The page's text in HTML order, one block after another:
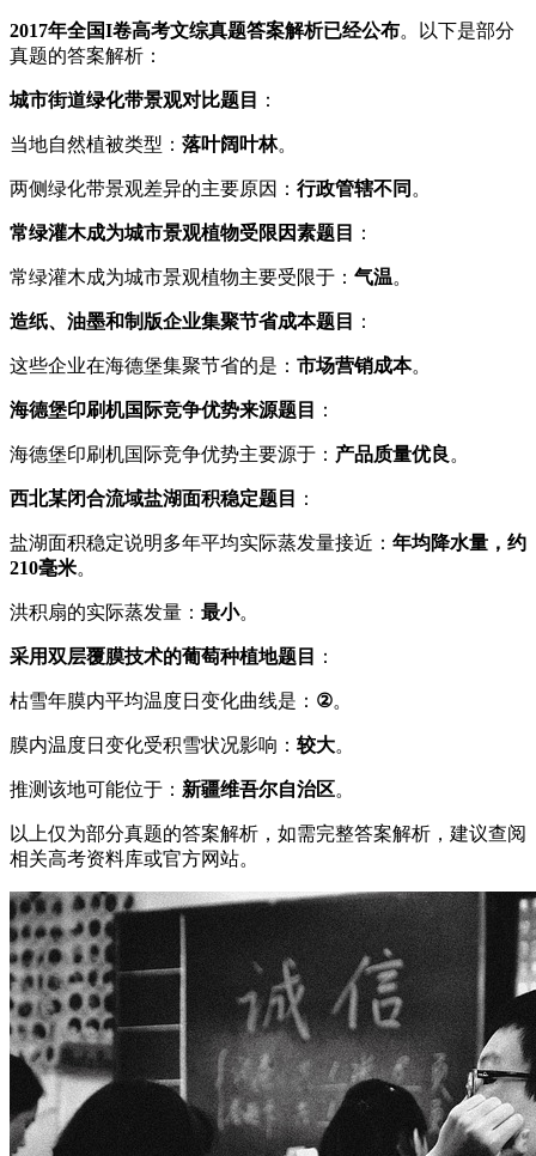
2017年全国I卷高考文综真题答案解析已经公布。以下是部分
真题的答案解析：
城市街道绿化带景观对比题目 ：
当地自然植被类型： 落叶阔叶林。
两侧绿化带景观差异的主要原因： 行政管辖不同 。
常绿灌木成为城市景观植物受限因素题目 ：
常绿灌木成为城市景观植物主要受限于： 气温。
造纸、油墨和制版企业集聚节省成本题目 ：
这些企业在海德堡集聚节省的是： 市场营销成本。
海德堡印刷机国际竞争优势来源题目 ：
海德堡印刷机国际竞争优势主要源于： 产品质量优良 。
西北某闭合流域盐湖面积稳定题目 ：
盐湖面积稳定说明多年平均实际蒸发量接近： 年均降水量，约
210毫米。
洪积扇的实际蒸发量： 最小。
采用双层覆膜技术的葡萄种植地题目 ：
枯雪年膜内平均温度日变化曲线是： ②。
膜内温度日变化受积雪状况影响： 较大。
推测该地可能位于： 新疆维吾尔自治区。
以上仅为部分真题的答案解析，如需完整答案解析，建议查阅
相关高考资料库或官方网站。